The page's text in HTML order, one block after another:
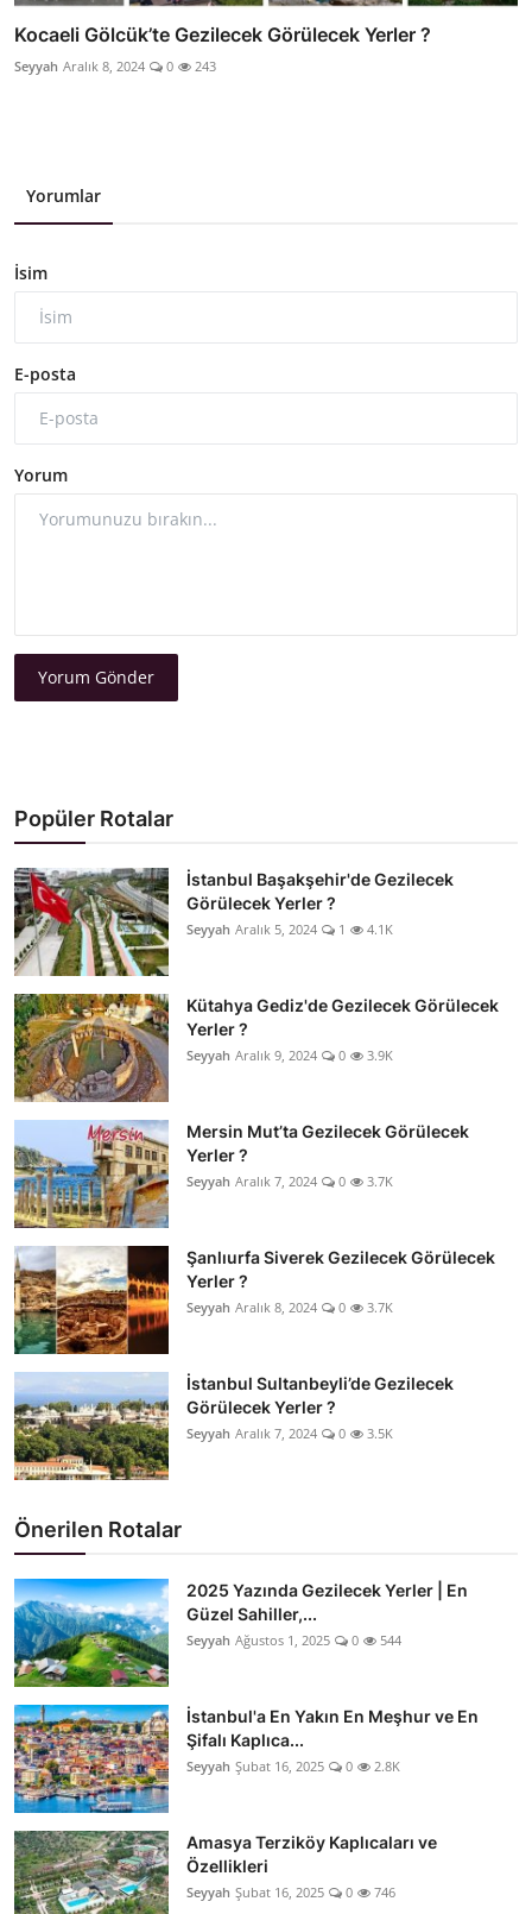
Kocaeli Gölcük’te Gezilecek Görülecek Yerler ?
Seyyah Aralık 8, 2024 0 243
Yorumlar
İsim
E-posta
Yorum
Yorum Gönder
Popüler Rotalar
İstanbul Başakşehir'de Gezilecek
Görülecek Yerler ?
Seyyah Aralık 5, 2024 1 4.1K
Kütahya Gediz'de Gezilecek Görülecek
Yerler ?
Seyyah Aralık 9, 2024 0 3.9K
Mersin Mut’ta Gezilecek Görülecek
Yerler ?
Seyyah Aralık 7, 2024 0 3.7K
Şanlıurfa Siverek Gezilecek Görülecek
Yerler ?
Seyyah Aralık 8, 2024 0 3.7K
İstanbul Sultanbeyli’de Gezilecek
Görülecek Yerler ?
Seyyah Aralık 7, 2024 0 3.5K
Önerilen Rotalar
2025 Yazında Gezilecek Yerler | En
Güzel Sahiller,...
Seyyah Ağustos 1, 2025 0 544
İstanbul'a En Yakın En Meşhur ve En
Şifalı Kaplıca...
Seyyah Şubat 16, 2025 0 2.8K
Amasya Terziköy Kaplıcaları ve
Özellikleri
Seyyah Şubat 16, 2025 0 746